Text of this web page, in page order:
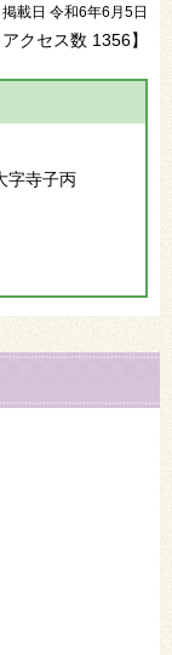
掲載日 令和6年6月5日
アクセス数 1356】
字寺子丙